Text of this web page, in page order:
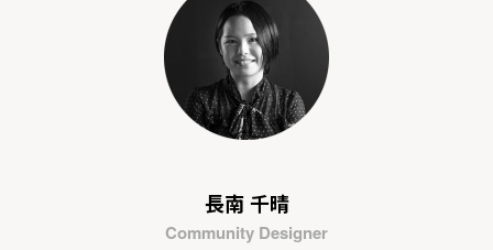
長南 千晴
Community Designer